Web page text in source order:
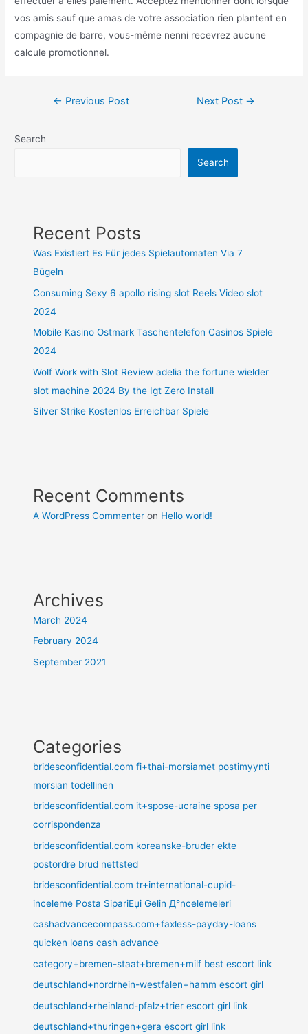
vos amis sauf que amas de votre association rien plantent en
compagnie de barre, vous-même nenni recevrez aucune
calcule promotionnel.
Post← Previous Post Next Post →
Search
Search
Recent Posts
Was Existiert Es Für jedes Spielautomaten Via 7
Bügeln
Consuming Sexy 6 apollo rising slot Reels Video slot
2024
Mobile Kasino Ostmark Taschentelefon Casinos Spiele
2024
Wolf Work with Slot Review adelia the fortune wielder
slot machine 2024 By the Igt Zero Install
Silver Strike Kostenlos Erreichbar Spiele
Recent Comments
A WordPress Commenter on Hello world!
Archives
March 2024
February 2024
September 2021
Categories
bridesconfidential.com fi+thai-morsiamet postimyynti
morsian todellinen
bridesconfidential.com it+spose-ucraine sposa per
corrispondenza
bridesconfidential.com koreanske-bruder ekte
postordre brud nettsted
bridesconfidential.com tr+international-cupid-
inceleme Posta SipariЕџi Gelin Д°ncelemeleri
cashadvancecompass.com+faxless-payday-loans
quicken loans cash advance
category+bremen-staat+bremen+milf best escort link
deutschland+nordrhein-westfalen+hamm escort girl
deutschland+rheinland-pfalz+trier escort girl link
deutschland+thuringen+gera escort girl link